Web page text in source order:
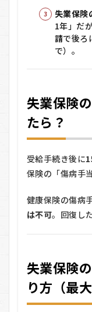
チ
ェ
ト
A. 退
職後
も傷
当金
を続
ける
とき
康保
険の
窓
業保
受給
失業保険
1年」だ
請で後ろ
で）。
失業保険
たら？
受給手続き後に
保険の「傷病手
健康保険の傷病
は不可。回復し
失業保険
り方（最